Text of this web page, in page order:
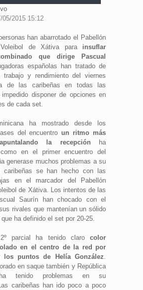
2015 15:12
han abarrotado el Pabellón
de Xátiva para insuflar
que dirige Pascual
españolas han tratado de
trabajo y rendimiento del viernes
de las caribeñas en todas las
disponer de opciones en
de cada set.
ha mostrado desde los
del encuentro un ritmo más
la recepción ha
en el primer encuentro del
generase muchos problemas a su
caribeñas se han hecho con las
en el marcador del Pabellón
de Xátiva. Los intentos de las
Saurín han chocado con el
rivales que mantenían un sólido
ha definido el set por 20-25.
parcial ha tenido claro color
en el centro de la red por
los puntos de Helía González.
en saque también y República
ha tenido problemas en su
caribeñas han ido poco a poco